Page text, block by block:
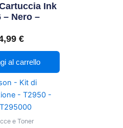
Ink
– Nero –
€
al carrello
e Toner